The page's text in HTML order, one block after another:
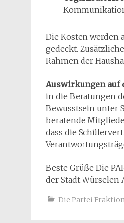
Die Kosten werden
gedeckt.
Rahmen der
Auswirkungen auf
in die Beratungen
Bewusstsein unter
beratende
dass die
Beste Grüße Die
der Stadt Würselen
Die Partei Fraktion